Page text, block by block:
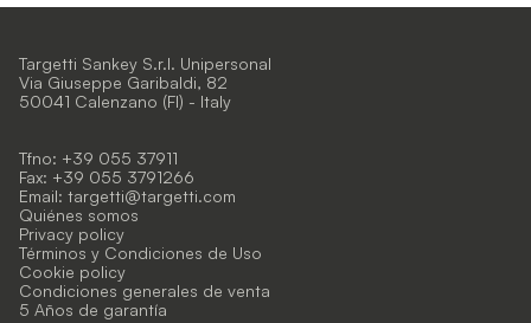
Targetti Sankey S.r.l. Unipersonal
Via Giuseppe Garibaldi, 82
50041 Calenzano (FI) - Italy
Tfno: +39 055 37911
Fax: +39 055 3791266
Email: targetti@targetti.com
Quiénes somos
Privacy policy
Términos y Condiciones de Uso
Cookie policy
Condiciones generales de venta
5 Años de garantía